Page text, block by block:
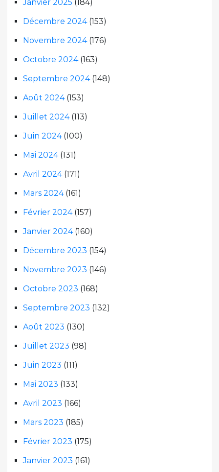
Janvier 2025 (184)
Décembre 2024(153)
Novembre 2024(176)
Octobre 2024(163)
Septembre 2024(148)
Août 2024(153)
Juillet 2024(113)
Juin 2024(100)
Mai 2024(131)
Avril 2024(171)
Mars 2024(161)
Février 2024(157)
Janvier 2024(160)
Décembre 2023 (154)
Novembre 2023 (146)
Octobre 2023 (168)
Septembre 2023 (132)
Août 2023 (130)
Juillet 2023 (98)
Juin 2023 (111)
Mai 2023 (133)
Avril 2023 (166)
Mars 2023 (185)
Février 2023 (175)
Janvier 2023 (161)